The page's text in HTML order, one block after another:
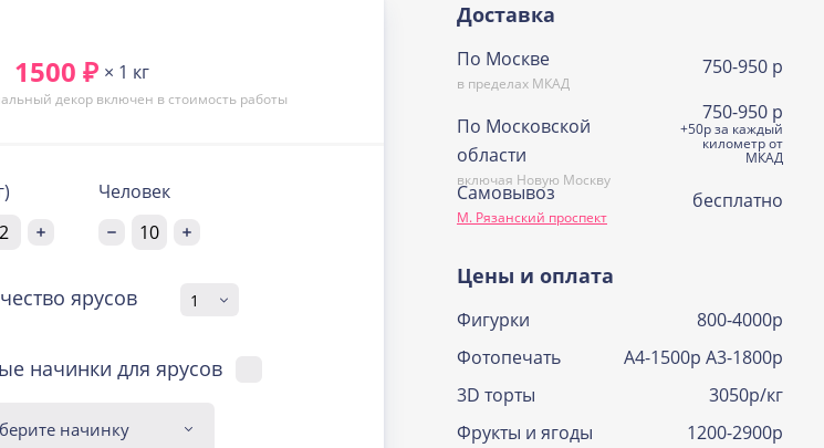
1500 ₽ × 1 кг
декор включен в стоимость работы
Человек
ярусов
Разные начинки для ярусов
Доставка
По Москве
в пределах МКАД
750-950 р
По Московской
области
включая Новую Москву
750-950 р
+50р за каждый
километр от
МКАД
Самовывоз
М. Рязанский проспект
бесплатно
Цены и оплата
Фигурки
800-4000р
Фотопечать
А4-1500р А3-1800р
3D торты
3050р/кг
Фрукты и ягоды
1200-2900р